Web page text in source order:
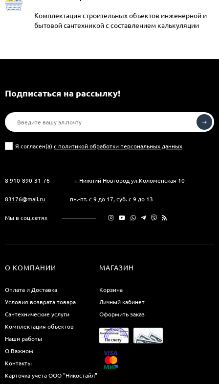
Комплектация строительных объектов инженерной и
бытовой сантехникой с составлением калькуляции
Подписаться на рассылкy!
Я согласен(a) с политикой обработки персональных данных
8 910-890-31-76 г. Нижний Новгород ул.Коломенская 10
83176@mail.ru пн.-пт. с 9 до 17, суб. с 9 до 13
Мы в соц.сетях
О КОМПАНИИ
Оплата и Доставка
Условия возврата товара
Сантехнические услуги
Комплектация объектов
Наши работы
О Важном
Контакты
Карточка учёта ООО "Никостайл"
МАГАЗИН
Корзина
Личный кабинет
Оформить заказ